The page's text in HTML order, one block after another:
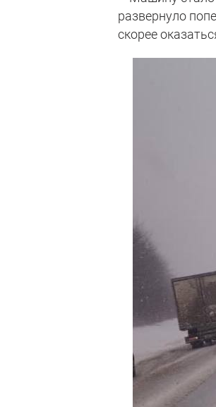
развернуло
скорее